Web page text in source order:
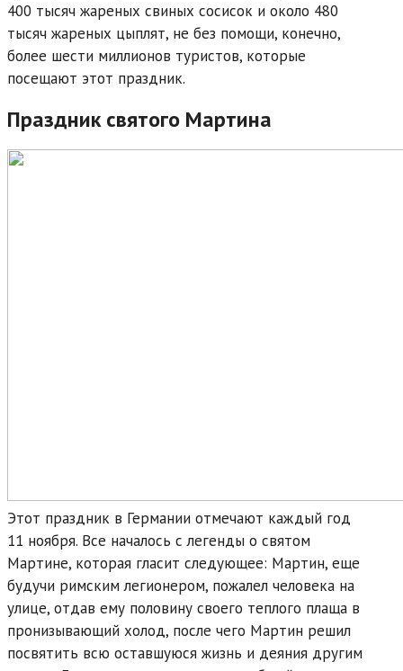
400 тысяч жареных свиных сосисок и около 480
тысяч жареных цыплят, не без помощи, конечно,
более шести миллионов туристов, которые
посещают этот праздник.
Праздник святого Мартина
Этот праздник в Германии отмечают каждый год
11 ноября. Все началось с легенды о святом
Мартине, которая гласит следующее: Мартин, еще
будучи римским легионером, пожалел человека на
улице, отдав ему половину своего теплого плаща в
пронизывающий холод, после чего Мартин решил
посвятить всю оставшуюся жизнь и деяния другим